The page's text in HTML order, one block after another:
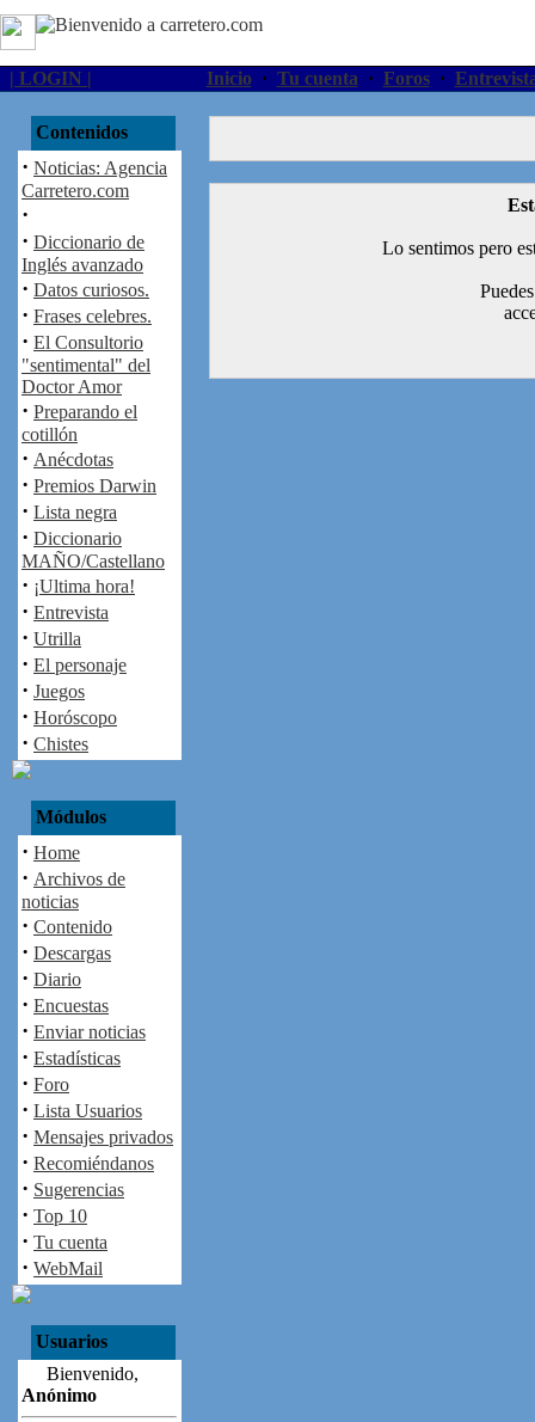
| LOGIN | Inicio· Tu cuenta · Foros·
Contenidos
· Noticias: Agencia
Carretero.com
·
· Diccionario de
Inglés avanzado
· Datos curiosos.
· Frases celebres.
· El Consultorio
"sentimental" del
Doctor Amor
· Preparando el
cotillón
· Anécdotas
· Premios Darwin
· Lista negra
· Diccionario
MAÑO/Castellano
· ¡Ultima hora!
· Entrevista
· Utrilla
· El personaje
· Juegos
· Horóscopo
· Chistes
Módulos
· Home
· Archivos de
noticias
· Contenido
· Descargas
· Diario
· Encuestas
· Enviar noticias
· Estadísticas
· Foro
· Lista Usuarios
· Mensajes privados
· Recomiéndanos
· Sugerencias
· Top 10
· Tu cuenta
· WebMail
Usuarios
Bienvenido,
Anónimo
Lo sentimos pero